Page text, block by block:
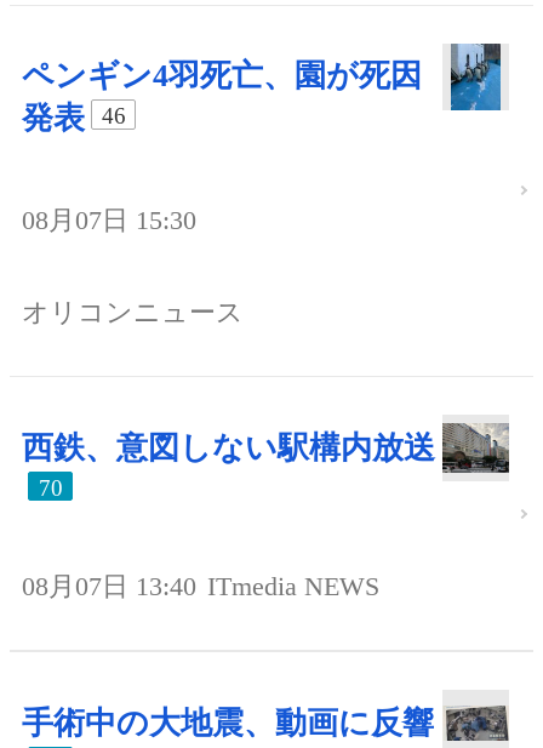
ペンギン4羽死亡、園が死因
発表
46
08月07日 15:30
オリコンニュース
西鉄、意図しない駅構内放送
70
08月07日 13:40 ITmedia NEWS
手術中の大地震、動画に反響